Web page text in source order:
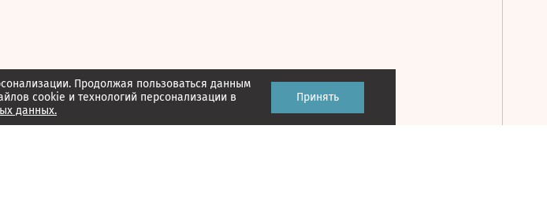
Продолжая пользоваться данным
cookie и технологий персонализации в
данных.
Принять